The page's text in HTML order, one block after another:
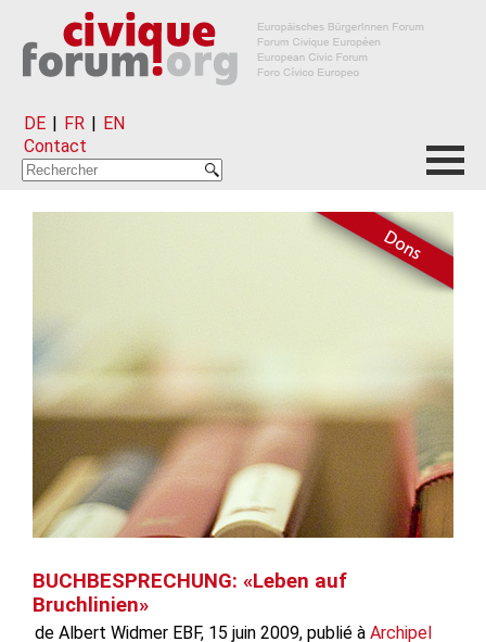
DE | FR | EN
Contact
BUCHBESPRECHUNG: «Leben auf
Bruchlinien»
de Albert Widmer EBF, 15 juin 2009, publié à Archipel